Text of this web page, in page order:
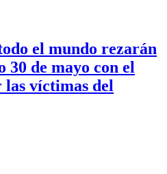
el mundo rezarán
30 de mayo con el
víctimas del